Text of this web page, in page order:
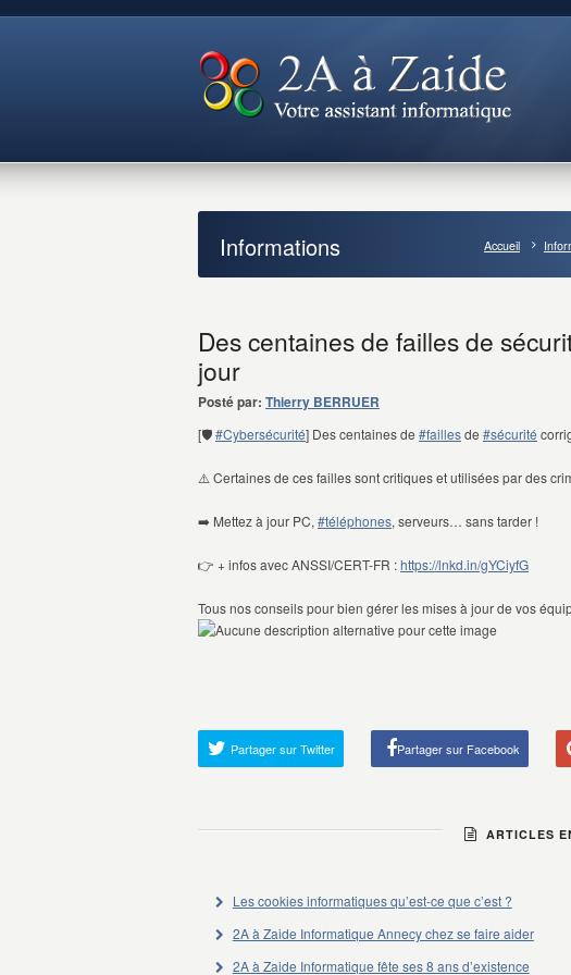
Informations Accueil
Des centaines de failles de
jour
Posté par: Thierry BERRUER
[🛡️#Cybersécurité] Des centaines de #faillesde #sécurité
⚠️ Certaines de ces failles sont critiques et utilisées par des
➡️ Mettez à jour PC, #téléphones, serveurs… sans tarder !
👉 + infos avec ANSSI/CERT-FR :https://lnkd.in/gYCiyfG
Tous nos conseils pour bien gérer les mises à jour de vos
Partager sur Twitter Partager sur Facebook
ARTICLES
Les cookies informatiques qu’est-ce que c’est ?
2A à Zaide Informatique Annecy chez se faire aider
2A à Zaide Informatique fête ses 8 ans d’existence